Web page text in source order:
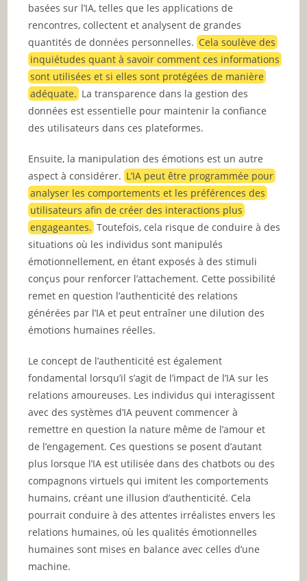
basées sur l’IA, telles que les applications de
rencontres, collectent et analysent de grandes
quantités de données personnelles.Cela soulève des
inquiétudes quant à savoir comment ces informations
sont utilisées et si elles sont protégées de manière
adéquate. La transparence dans la gestion des
données est essentielle pour maintenir la confiance
des utilisateurs dans ces plateformes.
Ensuite, la manipulation des émotions est un autre
aspect à considérer.L’IA peut être programmée pour
analyser les comportements et les préférences des
utilisateurs afin de créer des interactions plus
engageantes. Toutefois, cela risque de conduire à des
situations où les individus sont manipulés
émotionnellement, en étant exposés à des stimuli
conçus pour renforcer l’attachement. Cette possibilité
remet en question l’authenticité des relations
générées par l’IA et peut entraîner une dilution des
émotions humaines réelles.
Le concept de l’authenticité est également
fondamental lorsqu’il s’agit de l’impact de l’IA sur les
relations amoureuses. Les individus qui interagissent
avec des systèmes d’IA peuvent commencer à
remettre en question la nature même de l’amour et
de l’engagement. Ces questions se posent d’autant
plus lorsque l’IA est utilisée dans des chatbots ou des
compagnons virtuels qui imitent les comportements
humains, créant une illusion d’authenticité. Cela
pourrait conduire à des attentes irréalistes envers les
relations humaines, où les qualités émotionnelles
humaines sont mises en balance avec celles d’une
machine.